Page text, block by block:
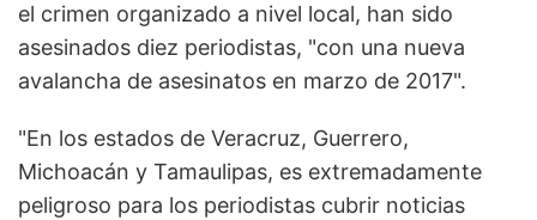
el crimen organizado a nivel local, han sido
asesinados diez periodistas, "con una nueva
avalancha de asesinatos en marzo de 2017".
"En los estados de Veracruz, Guerrero,
Michoacán y Tamaulipas, es extremadamente
peligroso para los periodistas cubrir noticias